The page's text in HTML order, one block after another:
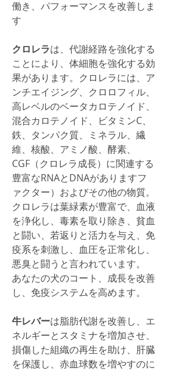
働き、パフォーマンスを改善しま
す
クロレラは、代謝経路を強化する
ことにより、体細胞を強化する効
果があります。クロレラには、ア
ンチエイジング、クロロフィル、
高レベルのベータカロテノイド、
混合カロテノイド、ビタミンC、
鉄、タンパク質、ミネラル、繊
維、核酸、アミノ酸、酵素、
CGF（クロレラ成長）に関連する
豊富なRNAとDNAがありますフ
ァクター）およびその他の物質。
クロレラは葉緑素が豊富で、血液
を浄化し、毒素を取り除き、貧血
と闘い、若返りと活力を与え、免
疫系を刺激し、血圧を正常化し、
悪臭と闘うと言われています。
あなたの犬のコート、成長を改善
し、免疫システムを高めます。
牛レバーは脂肪代謝を改善し、エ
ネルギーとスタミナを増加させ、
損傷した組織の再生を助け、肝臓
を保護し、赤血球数を増やすのに